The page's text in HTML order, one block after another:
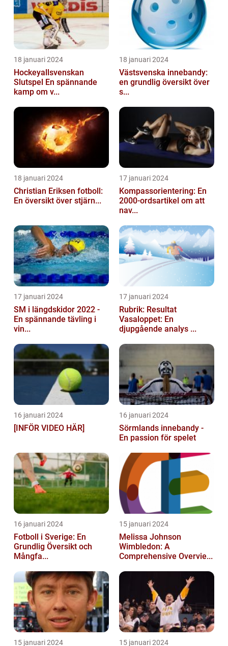
18 januari 2024
Hockeyallsvenskan
Slutspel En spännande
kamp om v...
18 januari 2024
Västsvenska innebandy:
en grundlig översikt över
s...
18 januari 2024
Christian Eriksen fotboll:
En översikt över stjärn...
17 januari 2024
Kompassorientering: En
2000-ordsartikel om att
nav...
17 januari 2024
SM i längdskidor 2022 -
En spännande tävling i
vin...
17 januari 2024
Rubrik: Resultat
Vasaloppet: En
djupgående analys ...
16 januari 2024
[INFÖR VIDEO HÄR]
16 januari 2024
Sörmlands innebandy -
En passion för spelet
16 januari 2024
Fotboll i Sverige: En
Grundlig Översikt och
Mångfa...
15 januari 2024
Melissa Johnson
Wimbledon: A
Comprehensive Overvie...
15 januari 2024 15 januari 2024